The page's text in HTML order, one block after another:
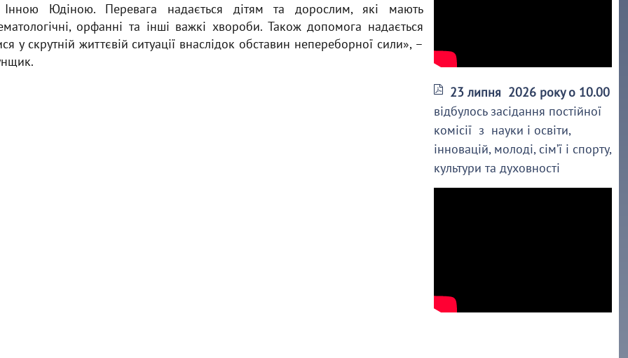
Юдіною. Перевага надається дітям та дорослим, які мають
орфанні та інші важкі хвороби. Також допомога надається
у скрутній життєвій ситуації внаслідок обставин непереборної сили», –
23 липня 2026 року о 10.00
відбулось засідання постійної
комісії з науки і освіти,
інновацій, молоді, сім’ї і спорту,
культури та духовності